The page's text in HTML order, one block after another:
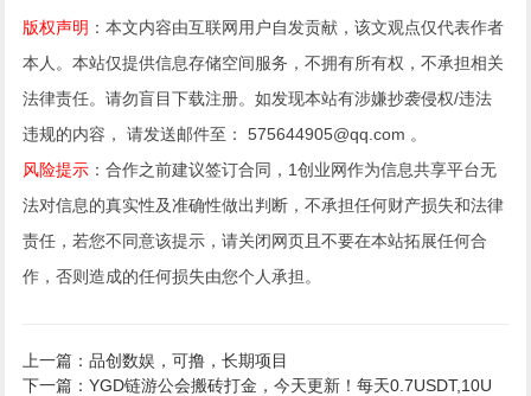
版权声明 ：本文内容由互联网用户自发贡献，该文观点仅代表作者
本人。本站仅提供信息存储空间服务，不拥有所有权，不承担相关
法律责任。请勿盲目下载注册。如发现本站有涉嫌抄袭侵权/违法
违规的内容， 请发送邮件至： 575644905@qq.com 。
风险提示 ：合作之前建议签订合同，1创业网作为信息共享平台无
法对信息的真实性及准确性做出判断，不承担任何财产损失和法律
责任，若您不同意该提示，请关闭网页且不要在本站拓展任何合
作，否则造成的任何损失由您个人承担。
上一篇：品创数娱，可撸，长期项目
下一篇：YGD链游公会搬砖打金，今天更新！每天0.7USDT,10U